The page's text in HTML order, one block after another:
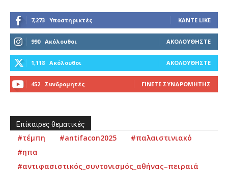
7,273 Υποστηρικτές ΚΆΝΤΕ LIKE
990 Ακόλουθοι ΑΚΟΛΟΥΘΉΣΤΕ
1,118 Ακόλουθοι ΑΚΟΛΟΥΘΉΣΤΕ
452 Συνδρομητές ΓΊΝΕΤΕ ΣΥΝΔΡΟΜΗΤΉΣ
Επίκαιρες θεματικές
#τέμπη #antifacon2025
#παλαιστινιακό
#ηπα
#αντιφασιστικός_συντονισμός_αθήνας–πειραιά